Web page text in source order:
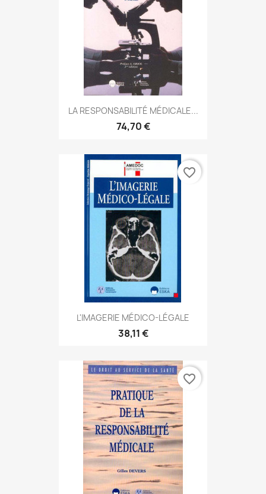
LA RESPONSABILITÉ MÉDICALE...
74,70 €
L'IMAGERIE MÉDICO-LÉGALE
38,11 €
favorite_border
favorite_border